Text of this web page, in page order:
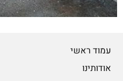
עמוד ראשי
אודותינו